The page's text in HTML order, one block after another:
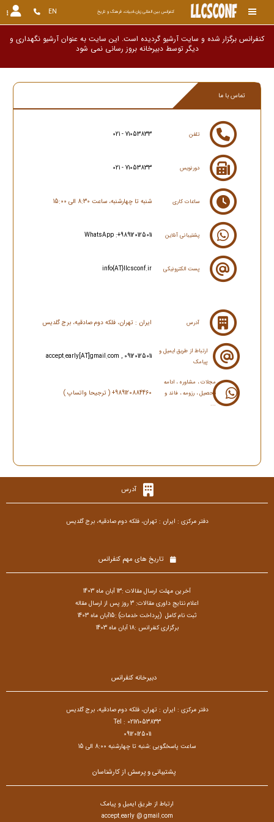
کنفرانس بین المللی زبان،ادبیات، فرهنگ و تاریخ EN
کنفرانس برگزار شده و سایت آرشیو گردیده است. این سایت به عنوان آرشیو نگهداری و
دیگر توسط دبیرخانه بروز رسانی ن
تماس با ما
تلفن 021 - 71053833
دورنویس 021 - 71053833
ساعات کاری شنبه تا چهارشنبه، ساعت 8:30 الی 15:00
پشتیبانی آنلاین WhatsApp :+989120125011
پست الکترونیکی info{AT}llcsconf.ir
آدرس ایران : تهران، فلکه دوم صادقیه، برج گلدیس
ارتباط از طریق ایمیل و
پیامک
accept.early[AT]gmail.com , 09120125011
مجلات ، مشاوره ، ادامه
تحصیل ، رزومه ، فاند و
...
989120884460+ ( ترجیحا واتساپ )
آدرس
دفتر مرکزی : ایران : تهران، فلکه دوم صادقیه، برج گلدیس
تاریخ های مهم کنفرانس
آخرین مهلت ارسال مقالات :13 آبان ماه 1403
اعلام نتایج داوری مقالات: 3 روز پس از ارسال مقاله
ثبت نام کامل (پرداخت خدمات) :15آبان ماه 1403
برگزاری کنفرانس :18 آبان ماه 1403
دبیرخانه کنفرانس
دفتر مرکزی : ایران : تهران، فلکه دوم صادقیه، برج گلدیس
Tel : 02171053833
09120125011
ساعت پاسخگویی :شنبه تا چهارشنبه 8:00 الی 15
پشتیبانی و پرسش از کارشناسان
ارتباط از طریق ایمیل و پیامک
accept.early @ gmail.com